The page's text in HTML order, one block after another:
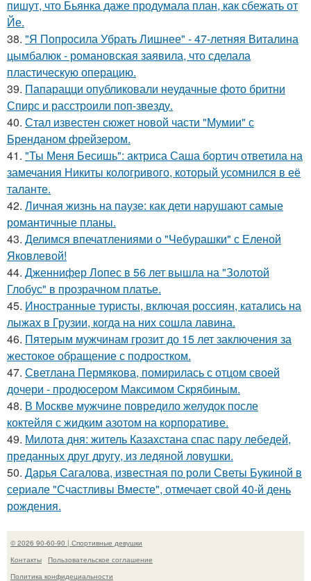
пишут, что Бьянка даже продумала план, как сбежать от
Йе.
38. "Я Попросила Убрать Лишнее" - 47-летняя Виталина
цымбалюк - романовская заявила, что сделала
пластическую операцию.
39. Папарацци опубликовали неудачные фото бритни
Спирс и расстроили поп-звезду.
40. Стал известен сюжет новой части "Мумии" с
Бренданом фрейзером.
41. "Ты Меня Бесишь": актриса Саша бортич ответила на
замечания Никиты кологривого, который усомнился в её
таланте.
42. Личная жизнь на паузе: как дети нарушают самые
романтичные планы.
43. Делимся впечатлениями о "Чебурашки" с Еленой
Яковлевой!
44. Дженнифер Лопес в 56 лет вышла на "Золотой
Глобус" в прозрачном платье.
45. Иностранные туристы, включая россиян, катались на
лыжах в Грузии, когда на них сошла лавина.
46. Пятерым мужчинам грозит до 15 лет заключения за
жестокое обращение с подростком.
47. Светлана Пермякова, помирилась с отцом своей
дочери - продюсером Максимом Скрябиным.
48. В Москве мужчине повредило желудок после
коктейля с жидким азотом на корпоративе.
49. Милота дня: житель Казахстана спас пару лебедей,
преданных друг другу, из ледяной ловушки.
50. Дарья Сагалова, известная по роли Светы Букиной в
сериале "Счастливы Вместе", отмечает свой 40-й день
рождения.
© 2026 90-60-90 | Спортивные девушки
Контакты
Пользовательское соглашение
Политика конфидециальности